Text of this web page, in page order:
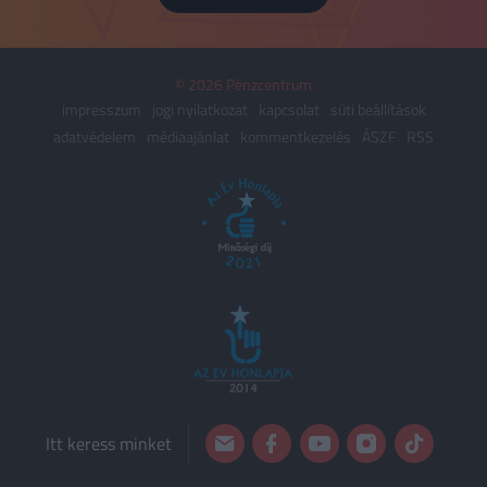
© 2026 Pénzcentrum
impresszum
jogi nyilatkozat kapcsolat
süti beállítások
adatvédelem
médiaajánlat kommentkezelés ÁSZF RSS
Itt keress minket